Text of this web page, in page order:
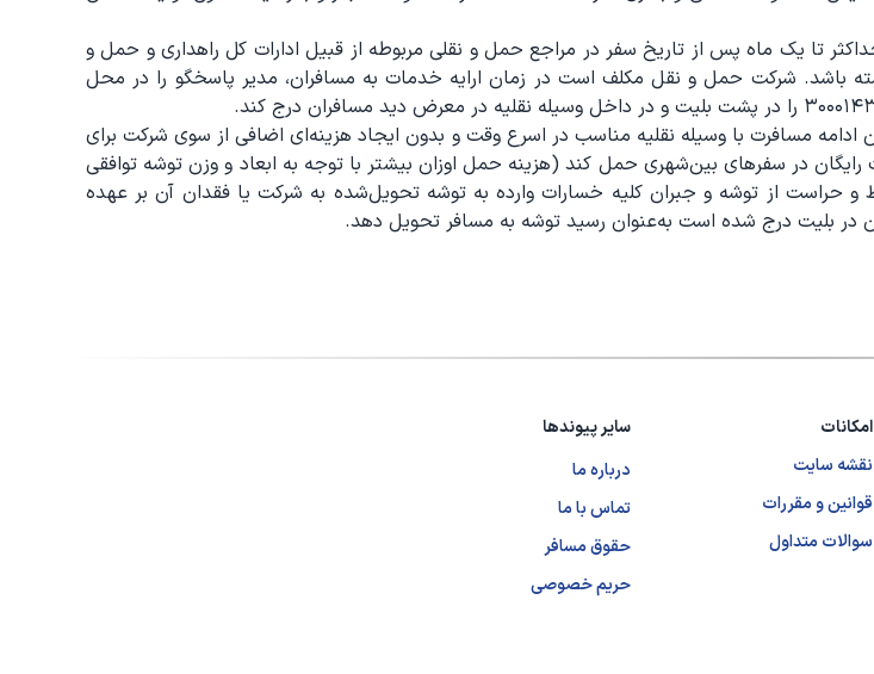
تا یک ماه پس از تاریخ سفر در مراجع حمل و نقلی مربوطه از قبیل ادارات کل راهداری و حمل و
باشد. شرکت حمل و نقل مکلف است در زمان ارایه خدمات به مسافران، مدیر پاسخگو را در محل
ادامه مسافرت با وسیله نقلیه مناسب در اسرع وقت و بدون ایجاد هزینه‌ای اضافی از سوی شرکت برای
توشه همراه خود را تا سقف وزنی ۲۰ کیلوگرم به‌صورت رایگان در سفرهای بین‌شهری حمل کند (هزینه حمل اوزان بیشتر با توجه به ابعاد و وزن توشه توافقی
۴۰ کیلوگرم است و مسئولیت حفظ و حراست از توشه و جبران کلیه خسارات وارده به توشه تحویل‌شده به شرکت یا فقدان آن بر عهده
بلیت درج شده است به‌عنوان رسید توشه به مسافر تحویل دهد.
امکانات
نقشه سایت
قوانین و مقررات
سوالات متداول
سایر پیوندها
درباره ما
تماس با ما
حقوق مسافر
حریم خصوصی